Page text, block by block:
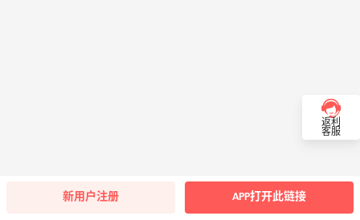
返利
客服
新用户注册 APP打开此链接